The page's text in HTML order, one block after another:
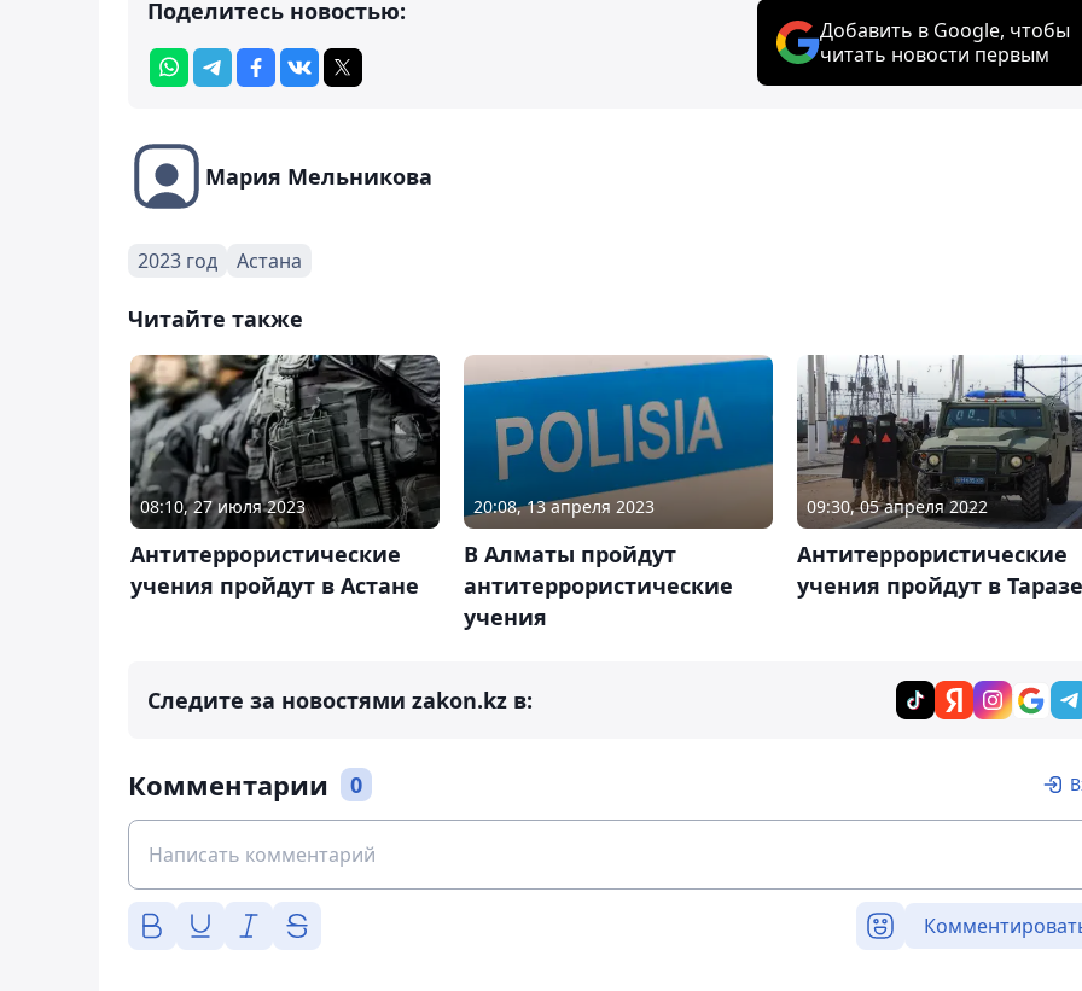
Поделитесь новостью:
Добавить в Google, чтобы
читать новости первым
Мария Мельникова
2023 год Астана
Читайте также
08:10, 27 июля 2023
Антитеррористические
учения пройдут в Астане
20:08, 13 апреля 2023
В Алматы пройдут
антитеррористические
учения
09:30, 05 апреля 2022
Антитеррористические
учения пройдут в Таразе
Следите за новостями zakon.kz в:
Комментарии 0